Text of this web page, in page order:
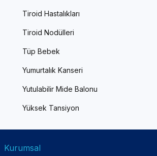
Tiroid Hastalıkları
Tiroid Nodülleri
Tüp Bebek
Yumurtalık Kanseri
Yutulabilir Mide Balonu
Yüksek Tansiyon
Kurumsal